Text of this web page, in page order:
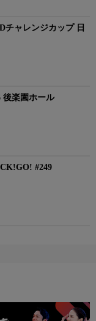
チャレンジカップ 日
後楽園ホール
#249